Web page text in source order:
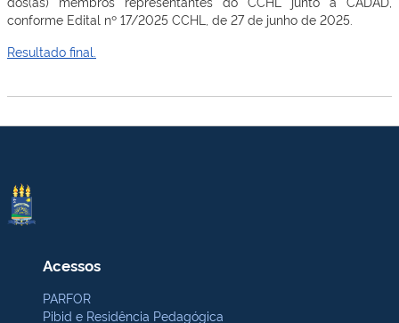
conforme Edital nº 17/2025 CCHL, de 27 de junho de 2025.
Resultado final.
Acessos
PARFOR
Pibid e Residência Pedagógica